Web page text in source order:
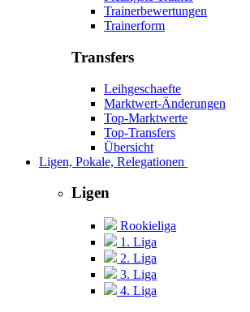
Trainerbewertungen
Trainerform
Transfers
Leihgeschaefte
Marktwert-Änderungen
Top-Marktwerte
Top-Transfers
Übersicht
Ligen, Pokale, Relegationen
Ligen
Rookieliga
1. Liga
2. Liga
3. Liga
4. Liga